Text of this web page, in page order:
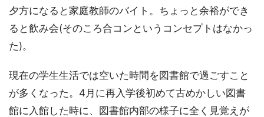
夕方になると家庭教師のバイト。ちょっと余裕ができ
ると飲み会(そのころ合コンというコンセプトはなかっ
た)。
現在の学生生活では空いた時間を図書館で過ごすこと
が多くなった。4月に再入学後初めて古めかしい図書
館に入館した時に、図書館内部の様子に全く見覚えが